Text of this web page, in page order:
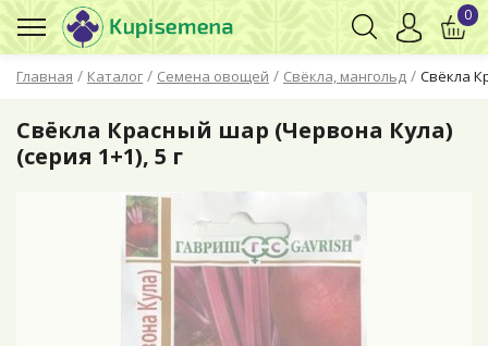
Главная / Каталог / Семена овощей / Свёкла, мангольд / Свёкла
0
Свёкла Красный шар (Червона Кула)
(серия 1+1), 5 г